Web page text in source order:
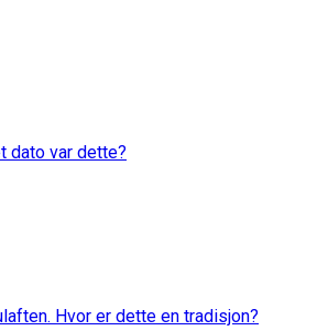
dato var dette?
Hvor er dette en tradisjon?